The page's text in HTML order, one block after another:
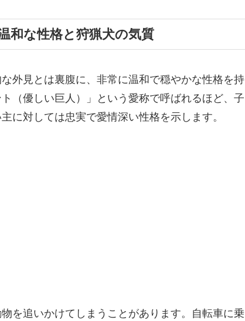
和な性格と狩猟犬の気質
外見とは裏腹に、非常に温和で穏やかな性格を持
（優しい巨人）」という愛称で呼ばれるほど、子
に対しては忠実で愛情深い性格を示します。
を追いかけてしまうことがあります。自転車に乗